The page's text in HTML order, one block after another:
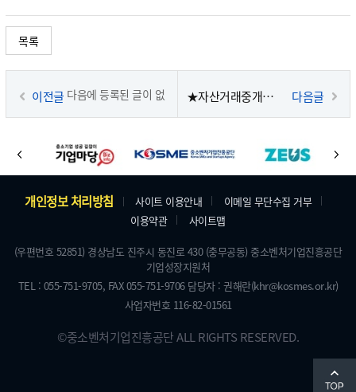
목록
이전글 다음에 등록된 글이 없
습니다.
★자산거래중개장터 서비스 개편 및 가오픈 안내★ 다음글
로 이
전
다
음
개인정보 처리방침 사이트 이용안내
이메일 무단수집 거부
이용약관
사이트맵
(우편번호 52851) 경상남도 진주시 동진로 430 (충무공동) 중소벤처기업진흥공단
기업성장지원처
TEL : 055-751-9705, FAX 055-751-9706 담당자 : 권해란(khr@kosmes.or.kr)
사업자번호 116-82-01561
©중소벤처기업진흥공단ALL RIGHTS RESERVED.
맨